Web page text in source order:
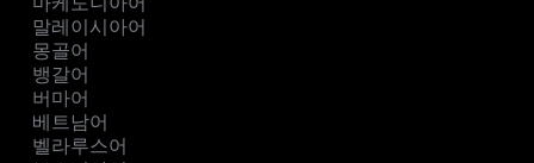
말레이시아어
몽골어
뱅갈어
버마어
베트남어
벨라루스어